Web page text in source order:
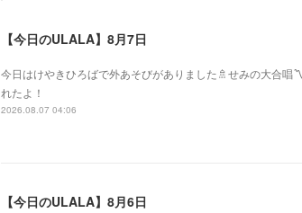
【今日のULALA】8月7日
今日はけやきひろばで外あそびがありました🚿せみの大合
れたよ！
2026.08.07 04:06
【今日のULALA】8月6日